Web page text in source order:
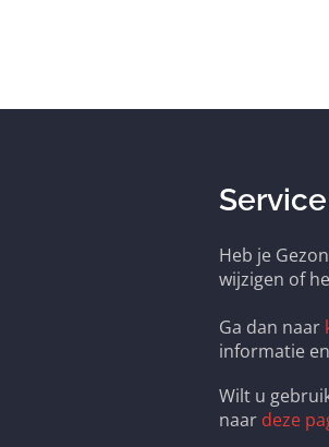
Heb je
wijzigen of
Ga dan naar
informatie
Wilt u
naar deze